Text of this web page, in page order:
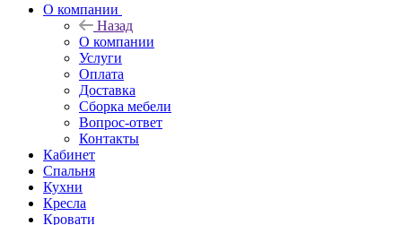
О компании
Назад
О компании
Услуги
Оплата
Доставка
Сборка мебели
Вопрос-ответ
Контакты
Кабинет
Спальня
Кухни
Кресла
Кровати